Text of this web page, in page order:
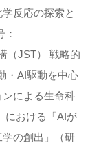
反応の探索と
（JST） 戦略的
・AI駆動を中心
による生命科
における「AIが
の創出」（研